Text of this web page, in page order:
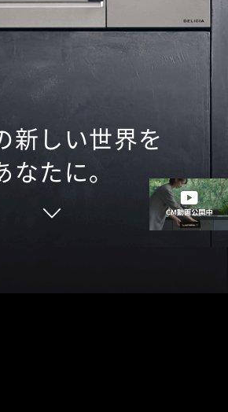
新しい世界を
なたに。